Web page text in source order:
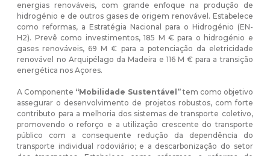
energias renováveis, com grande enfoque na produção de
hidrogénio e de outros gases de origem renovável. Estabelece
como reformas, a Estratégia Nacional para o Hidrogénio (EN-
H2). Prevê como investimentos, 185 M € para o hidrogénio e
gases renováveis, 69 M € para a potenciação da eletricidade
renovável no Arquipélago da Madeira e 116 M € para a transição
energética nos Açores.
A Componente “Mobilidade Sustentável”tem como objetivo
assegurar o desenvolvimento de projetos robustos, com forte
contributo para a melhoria dos sistemas de transporte coletivo,
promovendo o reforço e a utilização crescente do transporte
público com a consequente redução da dependência do
transporte individual rodoviário; e a descarbonização do setor